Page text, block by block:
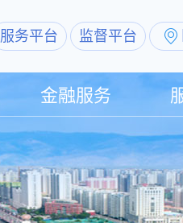
服务平台 监督平台
金融服务